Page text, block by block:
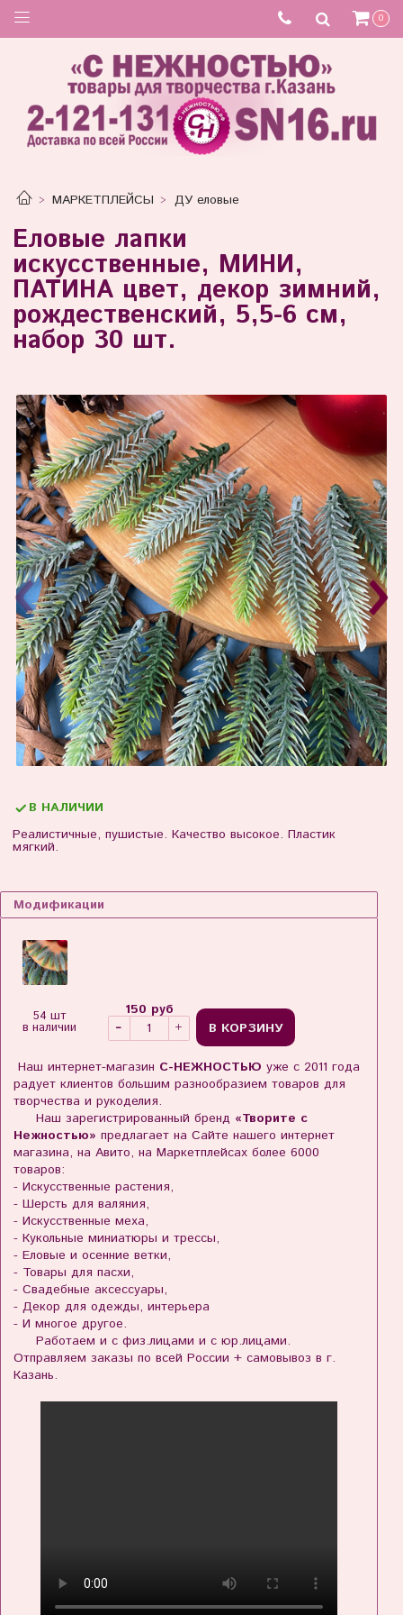
0
МАРКЕТПЛЕЙСЫ ДУ еловые
Еловые лапки
искусственные, МИНИ,
ПАТИНА цвет, декор зимний,
рождественский, 5,5-6 см,
набор 30 шт.
Реалистичные, пушистые. Качество высокое. Пластик
мягкий.
В НАЛИЧИИ
Модификации
54 шт
в наличии
150 руб
В КОРЗИНУ
Наш интернет-магазин С-НЕЖНОСТЬЮ уже с 2011 года
радует клиентов большим разнообразием товаров для
творчества и рукоделия.
Наш зарегистрированный бренд «Творите с
Нежностью» предлагает на Сайте нашего интернет
магазина, на Авито, на Маркетплейсах более 6000
товаров:
- Искусственные растения,
- Шерсть для валяния,
- Искусственные меха,
- Кукольные миниатюры и трессы,
- Еловые и осенние ветки,
- Товары для пасхи,
- Свадебные аксессуары,
- Декор для одежды, интерьера
- И многое другое.
Работаем и с физ.лицами и с юр.лицами.
Отправляем заказы по всей России + самовывоз в г.
Казань.